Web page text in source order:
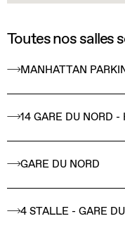
Toutes nos salles
MANHATTAN
14 GARE DU NORD -
GARE DU NORD
4 STALLE - GARE